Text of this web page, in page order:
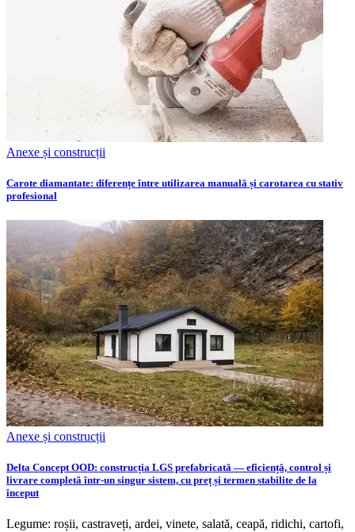
Anexe și construcții
Carote diamantate: diferențe între utilizarea manuală și carotarea cu stativ
profesional
Anexe și construcții
Delta Concept OOD: construcția LGS prefabricată — eficiență, control și
livrare completă într-un singur sistem, cu preț și termen stabilite de la
început
Legume: roșii, castraveți, ardei, vinete, salată, ceapă, ridichi, cartofi,